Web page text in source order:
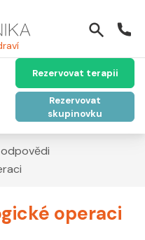
Rezervovat terapii
Rezervovat
skupinovku
operaci